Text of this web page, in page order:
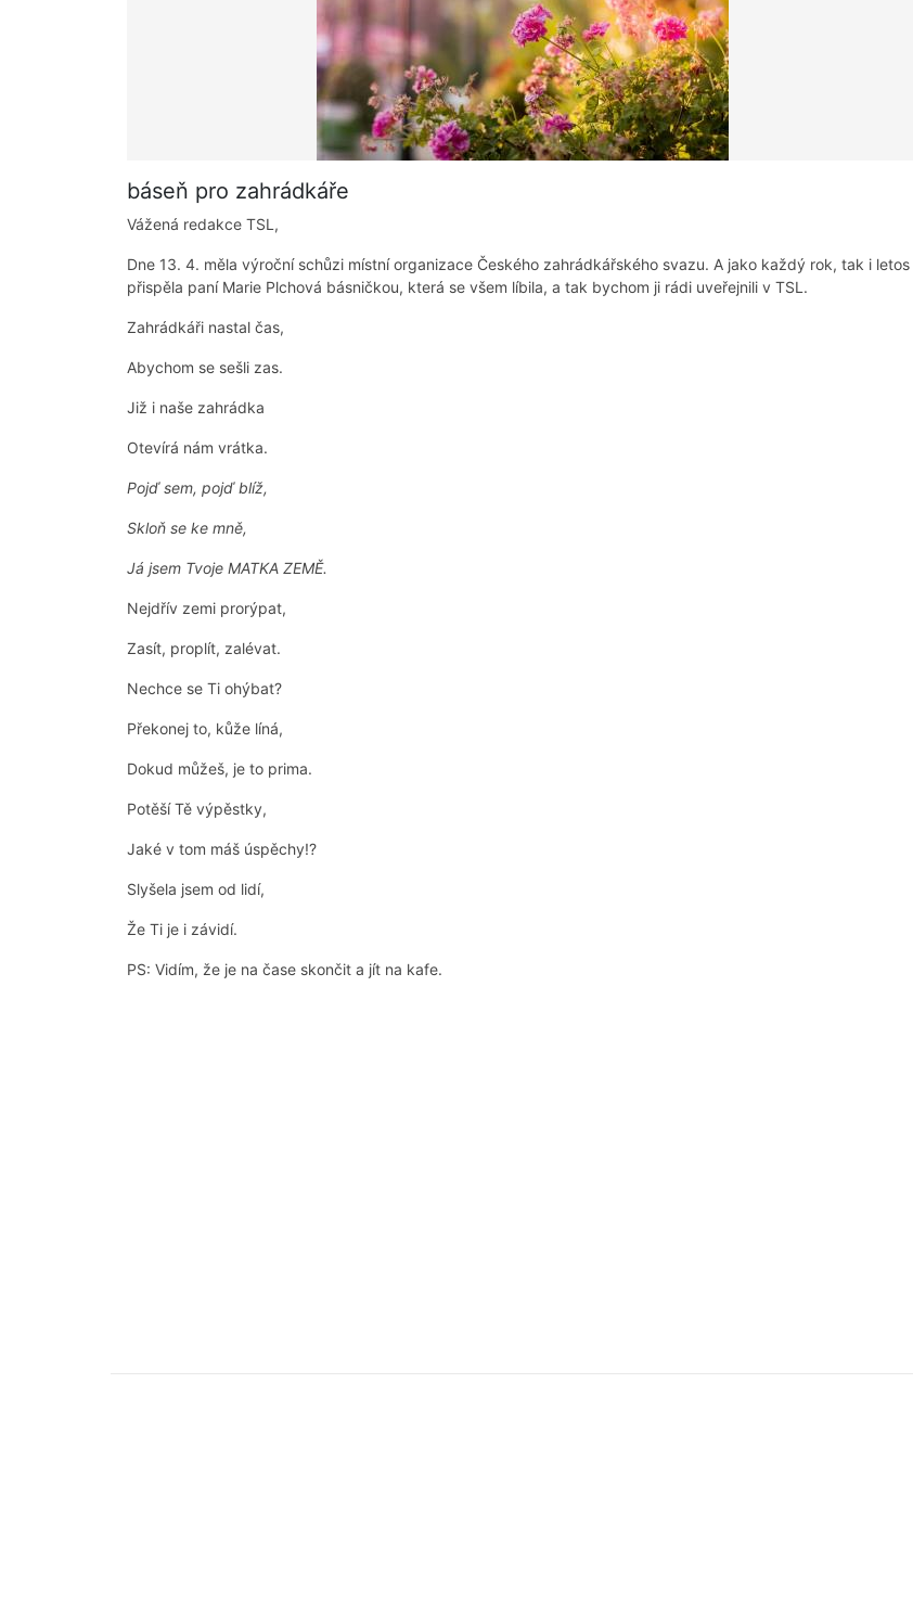
báseň pro zahrádkáře
Vážená redakce TSL,
Dne 13. 4. měla výroční schůzi místní organizace Českého zahrádkářského svazu. A jako každý rok, tak i letos
přispěla paní Marie Plchová básničkou, která se všem líbila, a tak bychom ji rádi uveřejnili v TSL.
Zahrádkáři nastal čas,
Abychom se sešli zas.
Již i naše zahrádka
Otevírá nám vrátka.
Pojď sem, pojď blíž,
Skloň se ke mně,
Já jsem Tvoje MATKA ZEMĚ.
Nejdřív zemi prorýpat,
Zasít, proplít, zalévat.
Nechce se Ti ohýbat?
Překonej to, kůže líná,
Dokud můžeš, je to prima.
Potěší Tě výpěstky,
Jaké v tom máš úspěchy!?
Slyšela jsem od lidí,
Že Ti je i závidí.
PS: Vidím, že je na čase skončit a jít na kafe.